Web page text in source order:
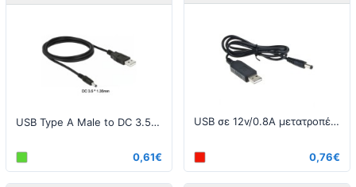
USB Type A Male to DC 3.5mm x1.35mm αρσενικό καλώδιο μετατροπής, 70CM - Μαύρο
0,61€
USB σε 12v/0.8A μετατροπέας με 1 μέτρο καλώδιο
0,76€